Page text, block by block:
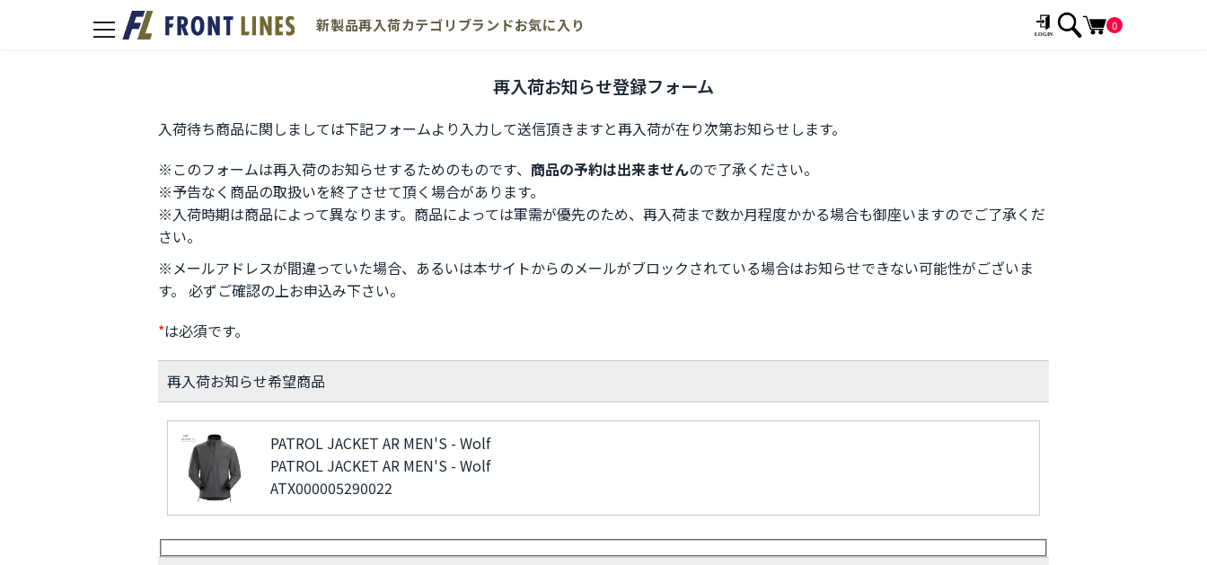
toggle
新製品再入荷カテゴリ ブランドお気に入り 0
再入荷お知らせ登録フォーム
入荷待ち商品に関しましては下記フォームより入力して送信頂きますと再入荷が在り次第お知らせします。
※このフォームは再入荷のお知らせするためのものです、 商品の予約は出来ませんので了承ください。
※予告なく商品の取扱いを終了させて頂く場合があります。
※入荷時期は商品によって異なります。商品によっては軍需が優先のため、再入荷まで数か月程度かかる場合も御座いますのでご了承くだ
さい。
※メールアドレスが間違っていた場合、あるいは本サイトからのメールがブロックされている場合はお知らせできない可能性がございま
す。 必ずご確認の上お申込み下さい。
*は必須です。
再入荷お知らせ希望商品
PATROL JACKET AR MEN'S - Wolf
PATROL JACKET AR MEN'S - Wolf
ATX000005290022